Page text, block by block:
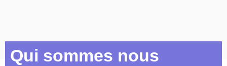
Qui sommes nous